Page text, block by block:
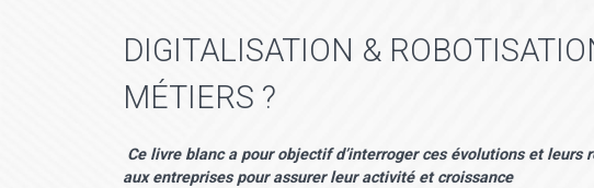
DIGITALISATION &
MÉTIERS ?
Ce livre blanc a pour objectif d’interroger ces évolutions et leurs
aux entreprises pour assurer leur activité et croissance